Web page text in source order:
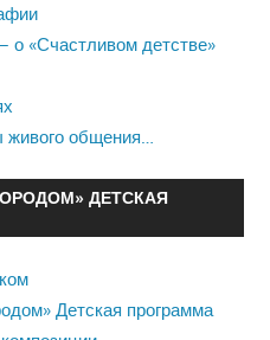
о «Счастливом детстве»
общения…
ДЕТСКАЯ
Детская программа